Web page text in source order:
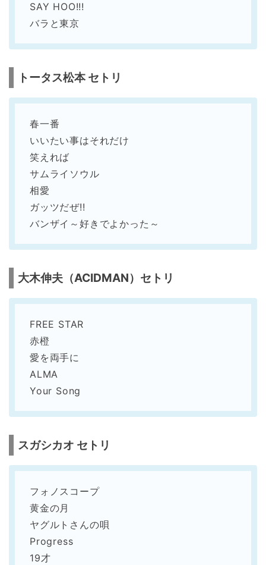
SAY HOO!!!
バラと東京
トータス松本 セトリ
春一番
いいたい事はそれだけ
笑えれば
サムライソウル
相愛
ガッツだぜ!!
バンザイ～好きでよかった～
大木伸夫（ACIDMAN）セトリ
FREE STAR
赤橙
愛を両手に
ALMA
Your Song
スガシカオ セトリ
フォノスコープ
黄金の月
ヤグルトさんの唄
Progress
19才